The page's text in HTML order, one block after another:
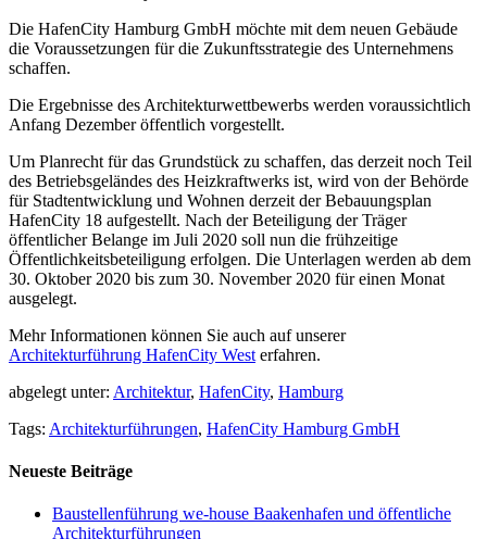
Die HafenCity Hamburg GmbH möchte mit dem neuen Gebäude
die Voraussetzungen für die Zukunftsstrategie des Unternehmens
schaffen.
Die Ergebnisse des Architekturwettbewerbs werden voraussichtlich
Anfang Dezember öffentlich vorgestellt.
Um Planrecht für das Grundstück zu schaffen, das derzeit noch Teil
des Betriebsgeländes des Heizkraftwerks ist, wird von der Behörde
für Stadtentwicklung und Wohnen derzeit der Bebauungsplan
HafenCity 18 aufgestellt. Nach der Beteiligung der Träger
öffentlicher Belange im Juli 2020 soll nun die frühzeitige
Öffentlichkeitsbeteiligung erfolgen. Die Unterlagen werden ab dem
30. Oktober 2020 bis zum 30. November 2020 für einen Monat
ausgelegt.
Mehr Informationen können Sie auch auf unserer
Architekturführung HafenCity West erfahren.
abgelegt unter: Architektur, HafenCity, Hamburg
Tags: Architekturführungen, HafenCity Hamburg GmbH
Neueste Beiträge
Baustellenführung we-house Baakenhafen und öffentliche
Architekturführungen